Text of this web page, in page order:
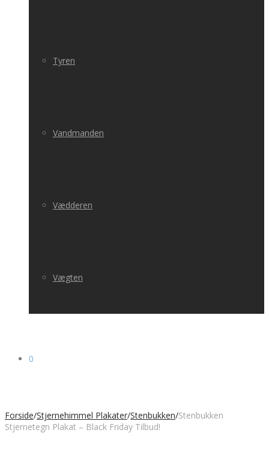
Tyren
Vandmanden
Vædderen
Vægten
0
Forside/Stjernehimmel Plakater/Stenbukken/Stenbukken
Stjernetegn Plakat – Black Friday Tilbud!